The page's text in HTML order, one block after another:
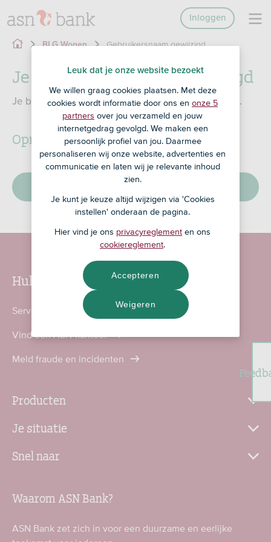
Inloggen
BLG Wonen Gebruikersnaam gewijzigd
Je gebruikersnaam is gewijzigd
Je bent voor de veiligheid automatisch uitgelogd.
Opnieuw inloggen?
Hulp nodig?
Service en contact
Vind een ASN-kantoor
Meld fraude en incidenten
Producten
Je situatie
Snel naar
Waarom ASN Bank?
ASN Bank zet zich in voor een duurzame en eerlijke
Leuk dat je onze website bezoekt
We willen graag cookies plaatsen. Met deze
cookies wordt informatie door ons en onze 5
partners over jou verzameld en jouw
internetgedrag gevolgd. We maken een
persoonlijk profiel van jou. Daarmee
personaliseren wij onze website, advertenties en
communicatie en laten wij je relevante inhoud
zien.
Je kunt je keuze altijd wijzigen via 'Cookies
instellen' onderaan de pagina.
Hier vind je ons privacyreglement en ons
cookiereglement.
Weigeren
Accepteren